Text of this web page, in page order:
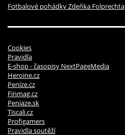
Fotbalové pohádky Zdeňka Folprechta
Cookies
Pravidla
E-shop - časopisy NextPageMedia
Heroine.cz
Peníze.cz
Finmag.cz
Peniaze.sk
Tiscali.cz
Profigamers
Pravidla soutěží